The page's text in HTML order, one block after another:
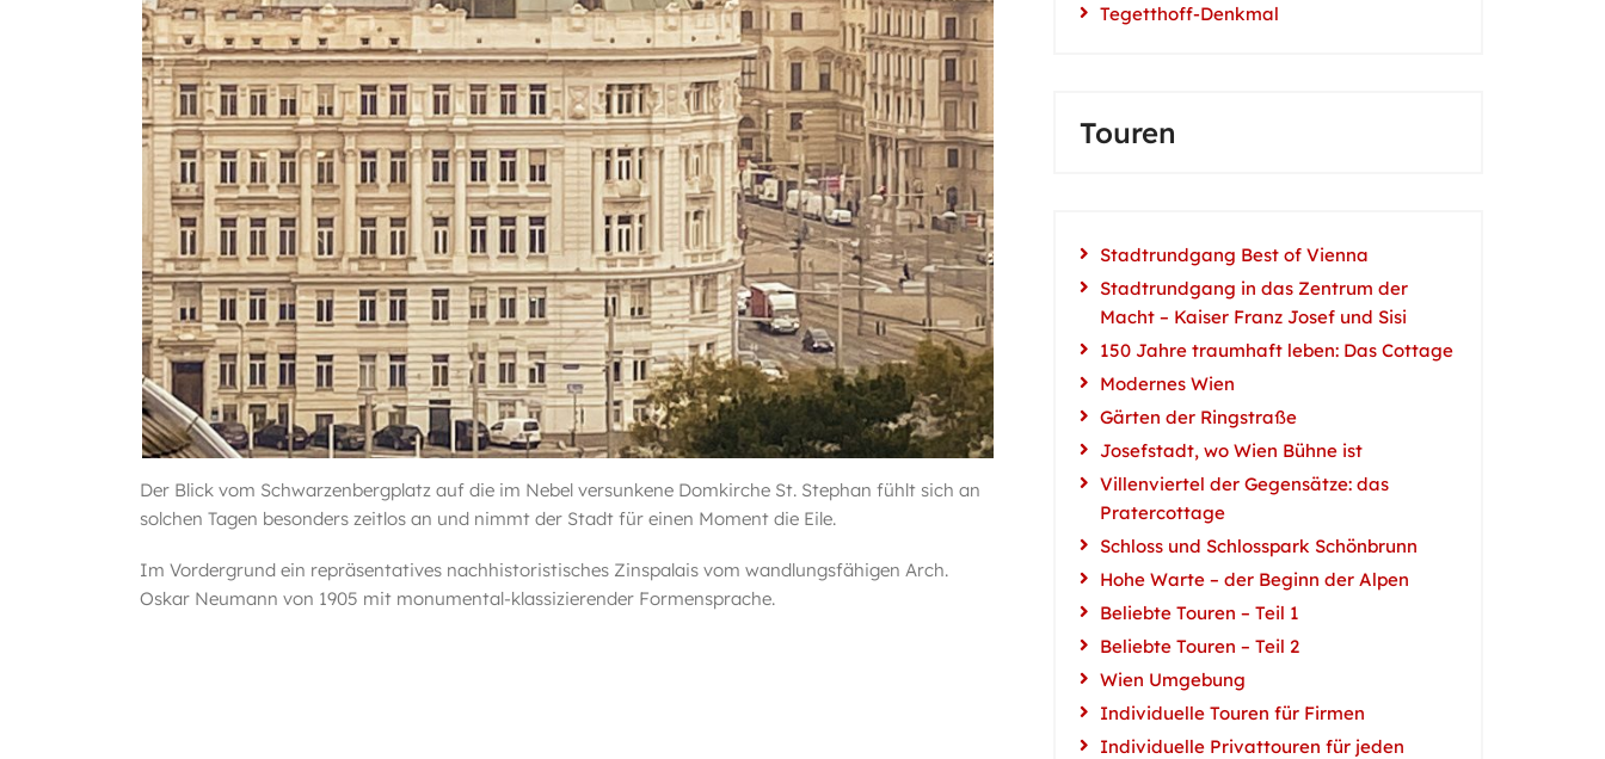
Der Blick vom Schwarzenbergplatz auf die im Nebel versunkene Domkirche St. Stephan fühlt sich an
solchen Tagen besonders zeitlos an und nimmt der Stadt für einen Moment die Eile.
Im Vordergrund ein repräsentatives nachhistoristisches Zinspalais vom wandlungsfähigen Arch.
Oskar Neumann von 1905 mit monumental-klassizierender Formensprache.
Tegetthoff-Denkmal
Touren
Stadtrundgang Best of Vienna
Stadtrundgang in das Zentrum der
Macht – Kaiser Franz Josef und Sisi
150 Jahre traumhaft leben: Das Cottage
Modernes Wien
Gärten der Ringstraße
Josefstadt, wo Wien Bühne ist
Villenviertel der Gegensätze: das
Pratercottage
Schloss und Schlosspark Schönbrunn
Hohe Warte – der Beginn der Alpen
Beliebte Touren – Teil 1
Beliebte Touren – Teil 2
Wien Umgebung
Individuelle Touren für Firmen
Individuelle Privattouren für jeden